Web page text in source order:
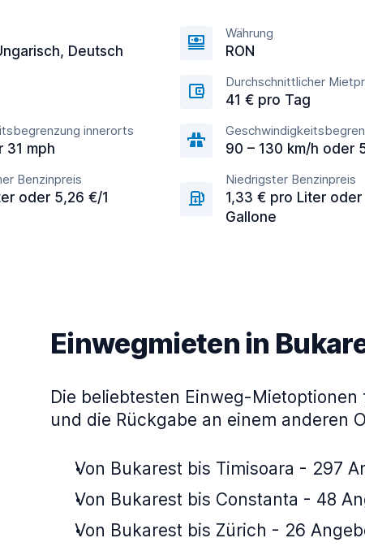
Deutsch
Währung
RON
Durchschnittlicher
41 € pro Tag
innerorts
31 mph 90 – 130 km/h oder
Benzinpreis
oder 5,26 €/1
Niedrigster Benzinpreis
1,33 € pro Liter oder
Gallone
Einwegmieten in
Die beliebtesten Einweg-
und die Rückgabe an einem anderen
Von Bukarest bis Timisoara - 297
Von Bukarest bis Constanta - 48
Von Bukarest bis Zürich - 26